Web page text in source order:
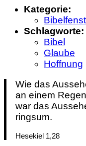
Kategorie:
Schlagworte:
Bibel
Glaube
Hoffnung
Wie das
an einem
war das
ringsum.
Hesekiel 1,28